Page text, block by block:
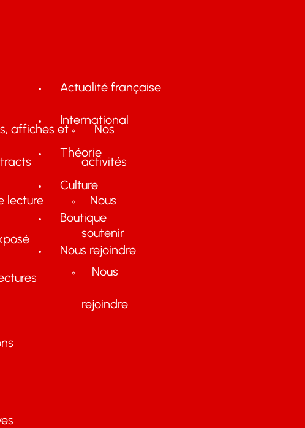
affiches et
tracts
lecture
Nos
activités
Nous
soutenir
Nous
rejoindre
Actualité française
International
Théorie
Culture
Boutique
Nous rejoindre